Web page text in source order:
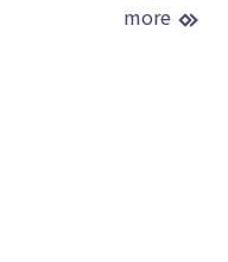
more